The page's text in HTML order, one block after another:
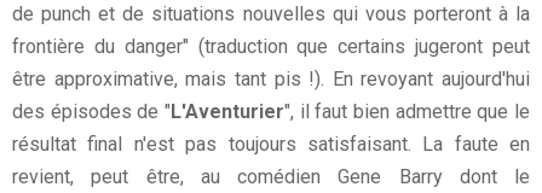
de punch et de situations nouvelles qui vous porteront à la
frontière du danger" (traduction que certains jugeront peut
être approximative, mais tant pis !). En revoyant aujourd'hui
des épisodes de "L'Aventurier", il faut bien admettre que le
résultat final n'est pas toujours satisfaisant. La faute en
revient, peut être, au comédien Gene Barry dont le